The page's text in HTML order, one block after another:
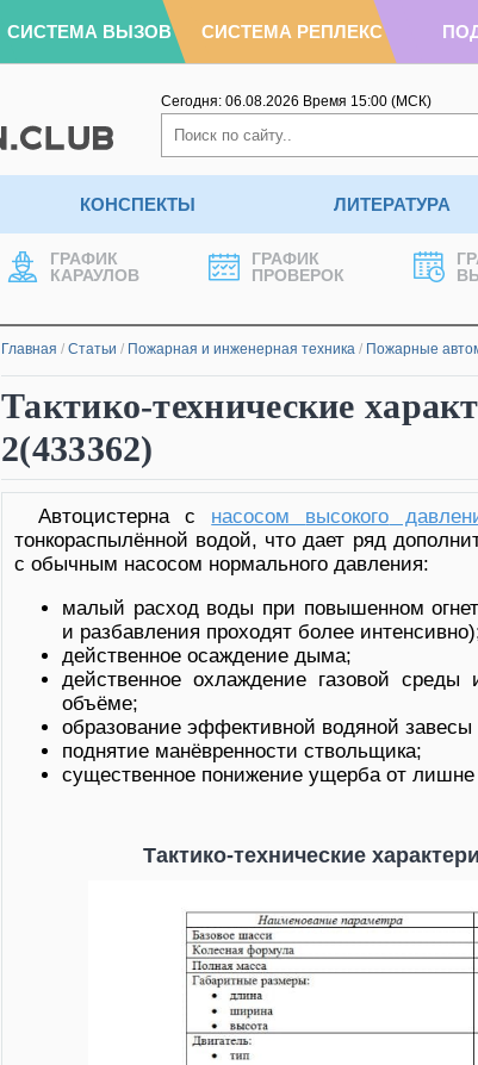
СИСТЕМА ВЫЗОВ СИСТЕМА РЕПЛЕКС
Сегодня: 06.08.2026 Время 15:00 (МСК)
КОНСПЕКТЫ ЛИТЕРАТУРА
ГРАФИК
КАРАУЛОВ
ГРАФИК
ПРОВЕРОК
Главная / Статьи / Пожарная и инженерная техника / Пожарные
Тактико-технические
2(433362)
Автоцистерна с насосом высокого
тонкораспылённой водой, что дает ряд
с обычным насосом нормального давления:
малый расход воды при повышенном
и разбавления проходят более интенсивно
действенное осаждение дыма;
действенное охлаждение газовой среды
объёме;
образование эффективной водяной завесы
поднятие манёвренности ствольщика;
существенное понижение ущербаот лишне
Тактико-технические